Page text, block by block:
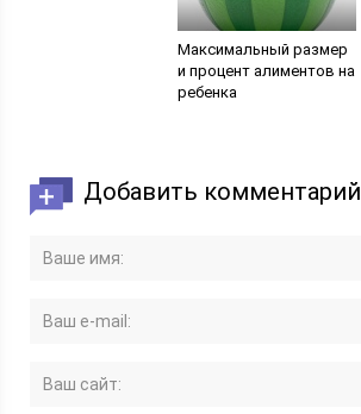
Максимальный размер
и процент алиментов на
ребенка
Добавить комментарий